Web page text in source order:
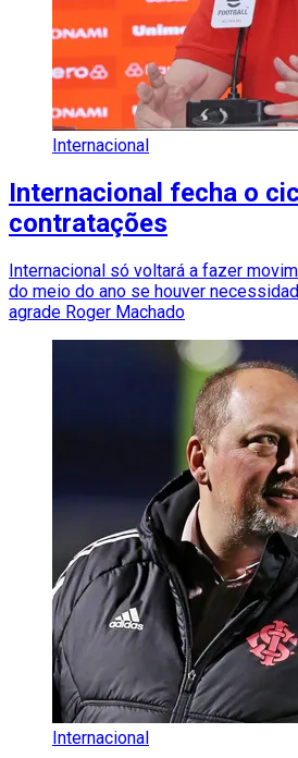
Internacional
Internacional fecha o
contratações
Internacional só voltará a fazer
do meio do ano se houver
agrade Roger Machado
Internacional